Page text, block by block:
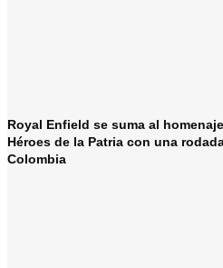
Royal Enfield se suma al
Héroes de la Patria con una
Colombia